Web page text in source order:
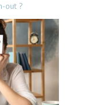
out ?